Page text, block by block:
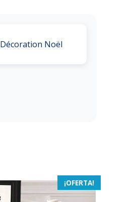
Décoration Noël
¡OFERTA!